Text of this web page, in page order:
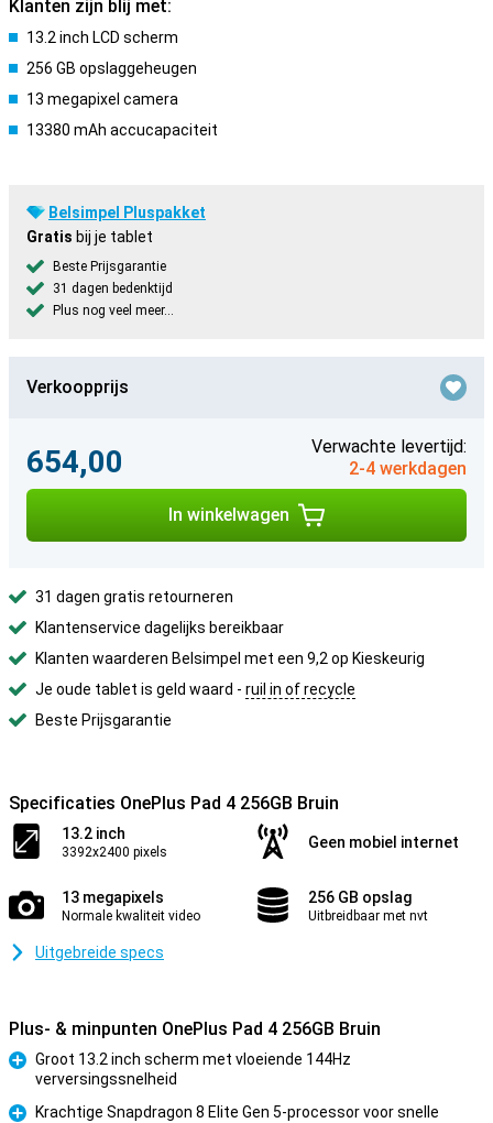
Klanten zijn blij met:
13.2 inch LCD scherm
256 GB opslaggeheugen
13 megapixel camera
13380 mAh accucapaciteit
Belsimpel Pluspakket
Gratis bij je tablet
Beste Prijsgarantie
31 dagen bedenktijd
Plus nog veel meer...
Verkoopprijs
654,00
Verwachte levertijd:
2-4 werkdagen
In winkelwagen
31 dagen gratis retourneren
Klantenservice dagelijks bereikbaar
Klanten waarderen Belsimpel met een 9,2 op Kieskeurig
Je oude tablet is geld waard - ruil in of recycle
Beste Prijsgarantie
Specificaties OnePlus Pad 4 256GB Bruin
13.2 inch
3392x2400 pixels
Geen mobiel internet
13 megapixels
Normale kwaliteit video
256 GB opslag
Uitbreidbaar met nvt
Uitgebreide specs
Plus- & minpunten OnePlus Pad 4 256GB Bruin
Pluspunt
Groot 13.2 inch scherm met vloeiende 144Hz
verversingssnelheid
Krachtige Snapdragon 8 Elite Gen 5-processor voor snelle